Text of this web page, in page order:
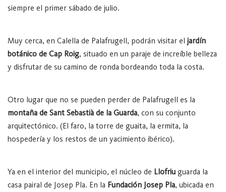
siempre el primer sábado de julio.
Muy cerca, en Calella de Palafrugell, podrán visitar el jardín
botánico de Cap Roig, situado en un paraje de increíble belleza
y disfrutar de su camino de ronda bordeando toda la costa.
Otro lugar que no se pueden perder de Palafrugell es la
montaña de Sant Sebastià de la Guarda, con su conjunto
arquitectónico. (El faro, la torre de guaita, la ermita, la
hospedería y los restos de un yacimiento ibérico).
Ya en el interior del municipio, el núcleo de Llofriu guarda la
casa pairal de Josep Pla. En la Fundación Josep Pla, ubicada en